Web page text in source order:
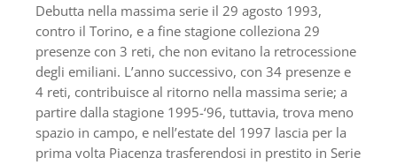
Debutta nella massima serie il 29 agosto 1993,
contro il Torino, e a fine stagione colleziona 29
presenze con 3 reti, che non evitano la retrocessione
degli emiliani. L’anno successivo, con 34 presenze e
4 reti, contribuisce al ritorno nella massima serie; a
partire dalla stagione 1995-‘96, tuttavia, trova meno
spazio in campo, e nell’estate del 1997 lascia per la
prima volta Piacenza trasferendosi in prestito in Serie